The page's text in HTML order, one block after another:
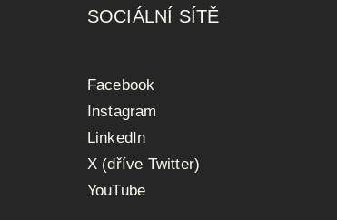
SOCIÁLNÍ SÍTĚ
Facebook
Instagram
LinkedIn
X (dříve Twitter)
YouTube